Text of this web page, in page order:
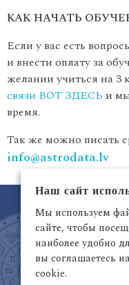
КАК НАЧАТЬ
Если у вас есть
и внести оплату за
желании учиться на 3
связи ВОТ ЗДЕСЬ и
время.
Так же можно писать
info@astrodata.lv
Латвия, Рига,
Наш сайт
Мы используем
сайте, чтобы
наиболее удобно
вы соглашаетесь
cookie.